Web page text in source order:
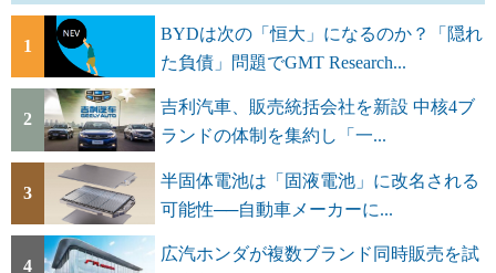
1
BYDは次の「恒大」になるのか？「隠れ
た負債」問題でGMT Research...
2
吉利汽車、販売統括会社を新設 中核4ブ
ランドの体制を集約し「一...
3
半固体電池は「固液電池」に改名される
可能性──自動車メーカーに...
4
広汽ホンダが複数ブランド同時販売を試